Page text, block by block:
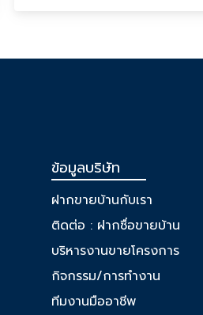
ข้อมูลบริษัท
ฝากขายบ้านกับเรา
ติดต่อ : ฝากซื่อขายบ้าน
บริหารงานขายโครงการ
กิจกรรม/การทำงาน
ทีมงานมืออาชีพ